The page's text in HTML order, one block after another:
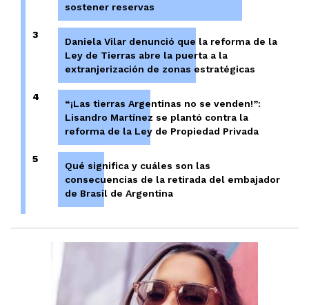
sostener reservas
3
Daniela Vilar denunció que la reforma de la
Ley de Tierras abre la puerta a la
extranjerización de zonas estratégicas
4
“¡Las tierras Argentinas no se venden!”:
Lisandro Martínez se plantó contra la
reforma de la Ley de Propiedad Privada
5
Qué significa y cuáles son las
consecuencias de la retirada del embajador
de Brasil de Argentina